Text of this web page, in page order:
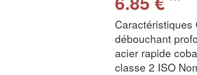
Caractéristiques
débouchant
acier rapide
classe 2 ISO